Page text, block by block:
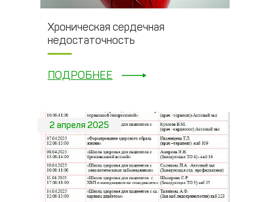
Хроническая сердечная
недостаточность
ПОДРОБНЕЕ
2 апреля 2025